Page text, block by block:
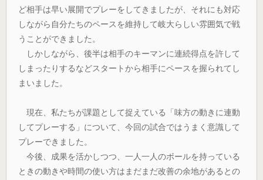
ど相手は早い展開でプレーをしてきましたが、それにも対応
しながら自分たちのペースを維持して岐大らしい雰囲気で戦
うことができました。
しかしながら、後半は相手のキーマンに連続得点を許して
しまったりするなどスタートから相手にペースを握られてし
まいました。
現在、私たちが課題として捉えている「味方の動きに連動
してプレーする」について、今回の試合ではうまく意識して
プレーできました。
今後、成果を活かしつつ、一人一人のボールを持っている
ときの動きや時間の使い方はまだまだ改善の余地があるとの